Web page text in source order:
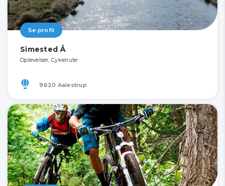
Se profil
Simested Å
Oplevelser, Cykelrute
9620 Aalestrup